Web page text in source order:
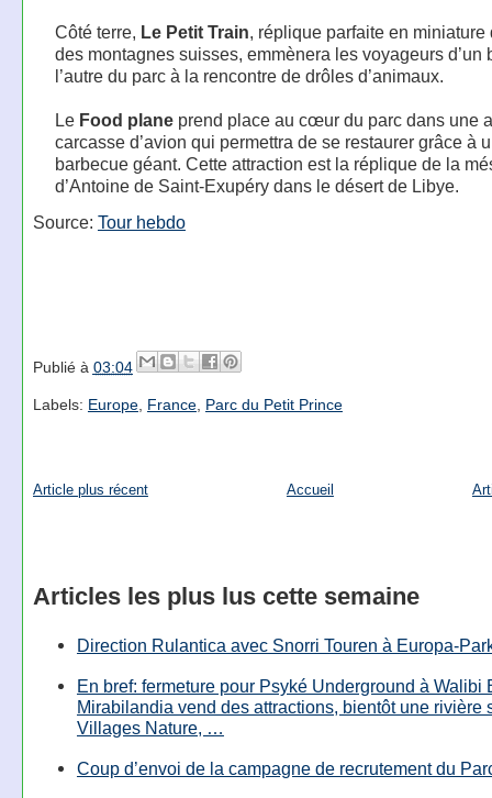
Côté terre, Le Petit Train, réplique parfaite en miniature
des montagnes suisses, emmènera les voyageurs d’un
l’autre du parc à la rencontre de drôles d’animaux.
Le Food planeprend place au cœur du parc dans une
carcasse d’avion qui permettra de se restaurer grâce à
barbecue géant. Cette attraction est la réplique de la
d’Antoine de Saint-Exupéry dans le désert de Libye.
Source: Tour hebdo
Publié à 03:04
Labels: Europe, France, Parc du Petit Prince
Article plus récent Accueil
Articles les plus lus cette semaine
Direction Rulantica avec Snorri Touren à Europa-
En bref: fermeture pour Psyké Underground à Walibi
Mirabilandia vend des attractions, bientôt une rivière
Villages Nature, …
Coup d’envoi de la campagne de recrutement du